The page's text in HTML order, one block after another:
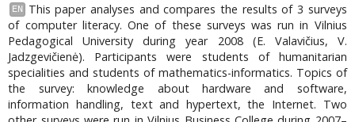
EN
This paper analyses and compares the results of 3 surveys
of computer literacy. One of these surveys was run in Vilnius
Pedagogical University during year 2008 (E. Valavičius, V.
Jadzgevičienė). Participants were students of humanitarian
specialities and students of mathematics-informatics. Topics of
the survey: knowledge about hardware and software,
information handling, text and hypertext, the Internet. Two